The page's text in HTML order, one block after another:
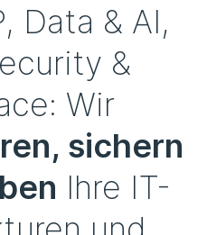
Data & AI,
&
Wir
sichern
Ihre IT-